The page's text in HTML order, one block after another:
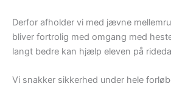
Derfor afholder vi med jævne
bliver fortrolig med omgang med
langt bedre kan hjælp eleven på
Vi snakker sikkerhed under hele